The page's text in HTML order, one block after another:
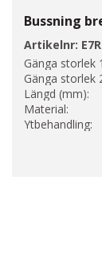
Bussning
Artikelnr:
Gänga storlek
Gänga storlek
Längd (mm):
Material:
Ytbehandling: